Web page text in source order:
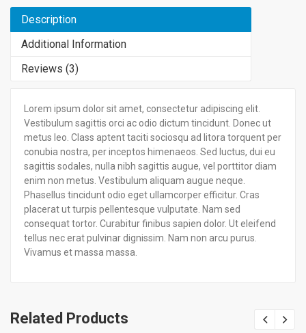
Description
Additional Information
Reviews (3)
Lorem ipsum dolor sit amet, consectetur adipiscing elit.
Vestibulum sagittis orci ac odio dictum tincidunt. Donec ut
metus leo. Class aptent taciti sociosqu ad litora torquent per
conubia nostra, per inceptos himenaeos. Sed luctus, dui eu
sagittis sodales, nulla nibh sagittis augue, vel porttitor diam
enim non metus. Vestibulum aliquam augue neque.
Phasellus tincidunt odio eget ullamcorper efficitur. Cras
placerat ut turpis pellentesque vulputate. Nam sed
consequat tortor. Curabitur finibus sapien dolor. Ut eleifend
tellus nec erat pulvinar dignissim. Nam non arcu purus.
Vivamus et massa massa.
Related Products